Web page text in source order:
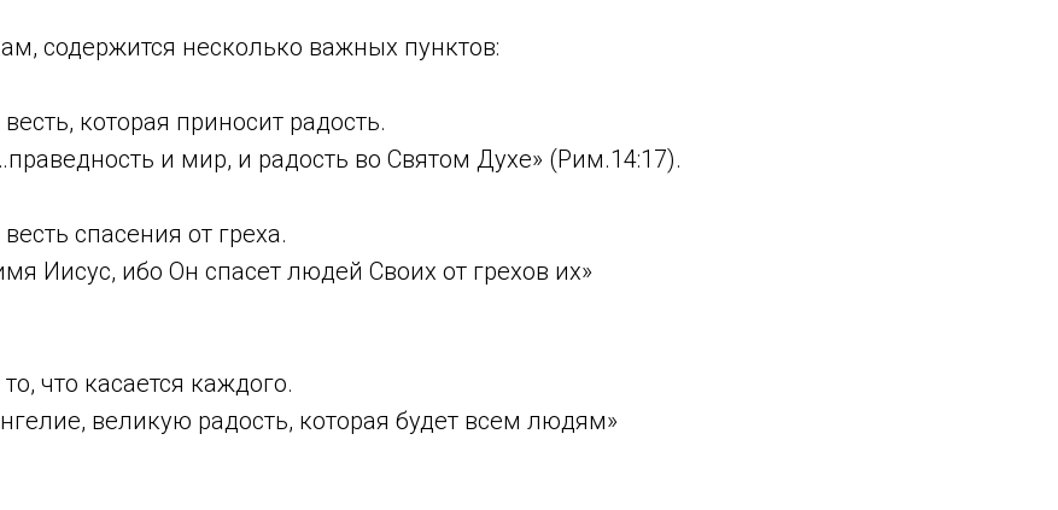
содержится несколько важных пунктов:
которая приносит радость.
и мир, и радость во Святом Духе» (Рим.14:17).
спасения от греха.
Иисус, ибо Он спасет людей Своих от грехов их»
что касается каждого.
великую радость, которая будет всем людям»